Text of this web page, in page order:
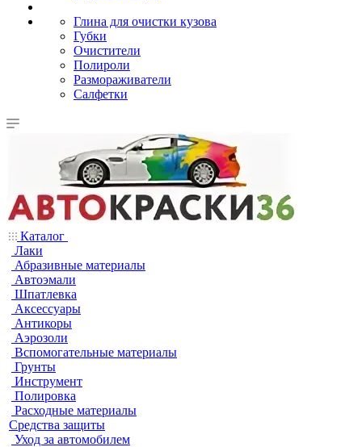
Глина для очистки кузова
Губки
Очистители
Полироли
Размораживатели
Салфетки
Каталог
Лаки
Абразивные материалы
Автоэмали
Шпатлевка
Аксессуары
Антикоры
Аэрозоли
Вспомогательные материалы
Грунты
Инструмент
Полировка
Расходные материалы
Средства защиты
Уход за автомобилем